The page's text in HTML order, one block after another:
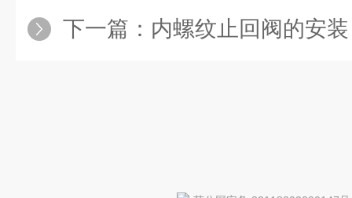
下一篇： 内螺纹止回阀的安装